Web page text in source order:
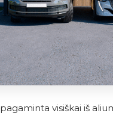
pagaminta visiškai iš